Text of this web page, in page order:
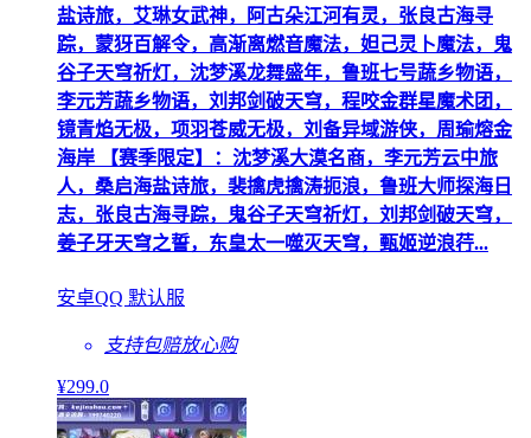
盐诗旅，艾琳女武神，阿古朵江河有灵，张良古海寻
踪，蒙犽百解令，高渐离燃音魔法，妲己灵卜魔法，鬼
谷子天穹祈灯，沈梦溪龙舞盛年，鲁班七号蔬乡物语，
李元芳蔬乡物语，刘邦剑破天穹，程咬金群星魔术团，
镜青焰无极，项羽苍威无极，刘备异域游侠，周瑜熔金
海岸 【赛季限定】：沈梦溪大漠名商，李元芳云中旅
人，桑启海盐诗旅，裴擒虎擒涛扼浪，鲁班大师探海日
志，张良古海寻踪，鬼谷子天穹祈灯，刘邦剑破天穹，
姜子牙天穹之誓，东皇太一噬灭天穹，甄姬逆浪荇...
安卓QQ 默认服
支持包赔放心购
¥299.0